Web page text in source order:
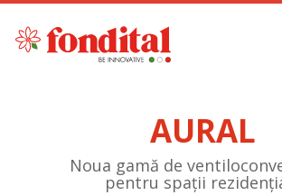
AURAL
Noua gamă de
pentru spații